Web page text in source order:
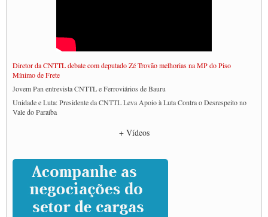
Diretor da CNTTL debate com deputado Zé Trovão melhorias na MP do Piso
Mínimo de Frete
Jovem Pan entrevista CNTTL e Ferroviários de Bauru
Unidade e Luta: Presidente da CNTTL Leva Apoio à Luta Contra o Desrespeito no
Vale do Paraíba
CNTTL e entidades dos caminhoneiros conversam com governo Lula sobre pautas
Caminhoneiros prometem paralisação e cobram diálogo com Lula
CNTTL e lideranças de caminhoneiros participam de debate sobre saúde nas
rodovias
Paulinho e Litti debatem política global para transporte rodoviário de cargas na
SUTCRA no Uruguai
+ Vídeos